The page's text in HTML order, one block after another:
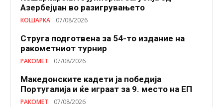
Азербејџан во разигрувањето
КОШАРКА 07/08/2026
Струга подготвена за 54-то издание на
ракометниот турнир
РАКОМЕТ 07/08/2026
Македонските кадети ја победија
Португалија и ќе играат за 9. место на ЕП
РАКОМЕТ 07/08/2026